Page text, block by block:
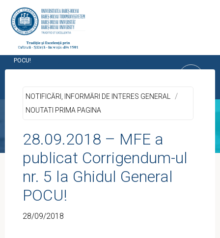
content
CENTRUL PROGRAMELOR
UNIVERSITATEA BABEŞ-BOLYAI, CLUJ-
NAPOCA
Home
28.09.2018 – MFE a publicat Corrigendum-ul nr. 5 la Ghidul General
POCU!
NOTIFICĂRI, INFORMĂRI DE INTERES GENERAL /
NOUTATI PRIMA PAGINA
28.09.2018 – MFE a
publicat Corrigendum-ul
nr. 5 la Ghidul General
POCU!
28/09/2018